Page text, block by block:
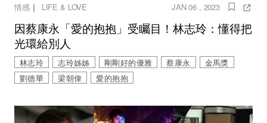
情感｜ LIFE & LOVE JAN 06 , 2023
因蔡康永「愛的抱抱」受矚目！林志玲：懂得把
光環給別人
林志玲 志玲姊姊 剛剛好的優雅 蔡康永
金馬獎
劉德華
梁朝偉 愛的抱抱